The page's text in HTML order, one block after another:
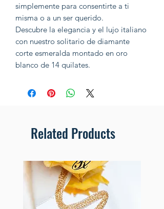
simplemente para consentirte a ti
misma o a un ser querido.
Descubre la elegancia y el lujo italiano
con nuestro solitario de diamante
corte esmeralda montado en oro
blanco de 14 quilates.
Related Products